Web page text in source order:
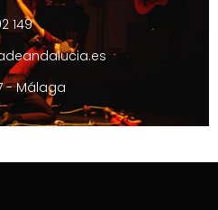
149
- Málaga